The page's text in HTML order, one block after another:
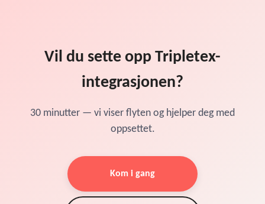
Vil du sette opp Tripletex-
integrasjonen?
30 minutter — vi viser flyten og hjelper deg med
oppsettet.
Kom i gang